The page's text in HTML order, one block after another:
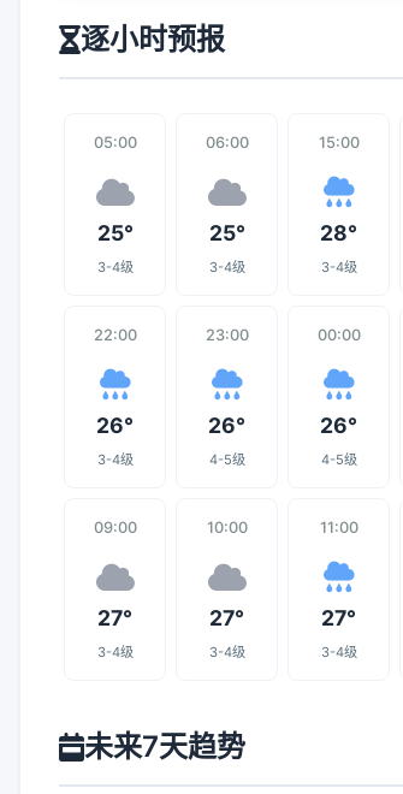
逐小时预报
05:00
25°
3-4级
06:00
25°
3-4级
15:00
28°
3-4级
22:00
26°
3-4级
23:00
26°
4-5级
00:00
26°
4-5级
09:00
27°
3-4级
10:00
27°
3-4级
11:00
27°
3-4级
未来7天趋势